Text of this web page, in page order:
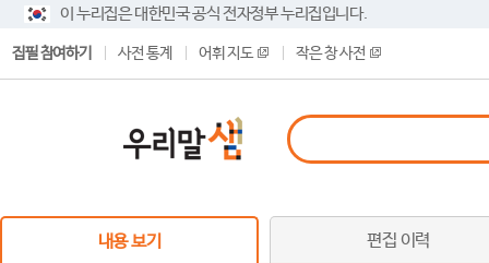
이 누리집은 대한민국 공식 전자정부 누리집입니다.
집필 참여하기 사전 통계 어휘 지도 작은 창 사전
내용 보기 편집 이력